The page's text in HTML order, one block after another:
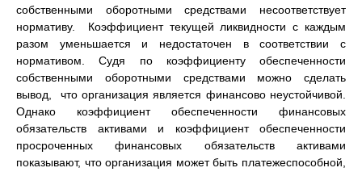
собственными оборотными средствами несоответствует
нормативу. Коэффициент текущей ликвидности с каждым
разом уменьшается и недостаточен в соответствии с
нормативом. Судя по коэффициенту обеспеченности
собственными оборотными средствами можно сделать
вывод, что организация является финансово неустойчивой.
Однако коэффициент обеспеченности финансовых
обязательств активами и коэффициент обеспеченности
просроченных финансовых обязательств активами
показывают, что организация может быть платежеспособной,